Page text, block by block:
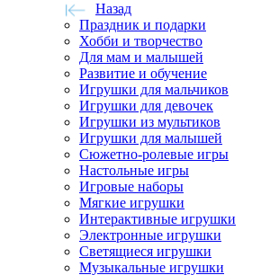
Назад
Праздник и подарки
Хобби и творчество
Для мам и малышей
Развитие и обучение
Игрушки для мальчиков
Игрушки для девочек
Игрушки из мультиков
Игрушки для малышей
Сюжетно-ролевые игры
Настольные игры
Игровые наборы
Мягкие игрушки
Интерактивные игрушки
Электронные игрушки
Светящиеся игрушки
Музыкальные игрушки